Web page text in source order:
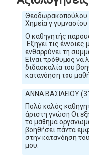
Θεοδωρακοπούλου
Χημεία γ γυμνασίου
Ο καθηγητής
.Εξηγεί τις
ενθαρρύνει τη
Είναι πρόθυμος να
διδασκαλία του
κατανόηση του
ΑΝΝΑ ΒΑΣΙΛΕΙΟΥ
Πολύ καλός
άριστη γνώση Οι
το μάθημα
βοηθήσει πάντα
στην κατανόηση
μου.